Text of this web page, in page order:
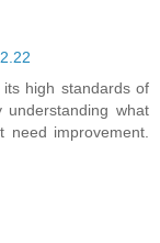
high standards of
what
improvement.